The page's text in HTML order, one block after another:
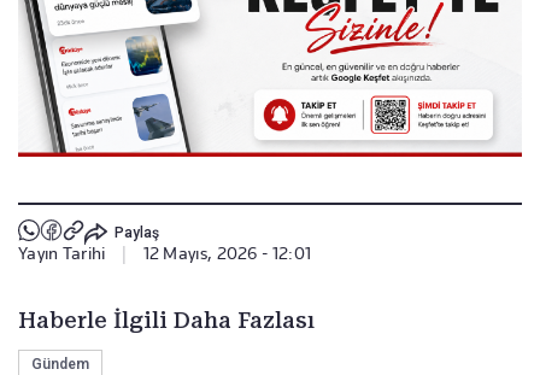
Paylaş
Yayın Tarihi 12 Mayıs, 2026 - 12:01
Haberle İlgili Daha Fazlası
Gündem